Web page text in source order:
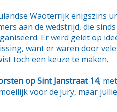
Waoterrijk enigszins
aan de wedstrijd, die sinds
Er werd gelet op
want er waren door vele
toch een keuze te maken.
op Sint Janstraat 14,
voor de jury, maar